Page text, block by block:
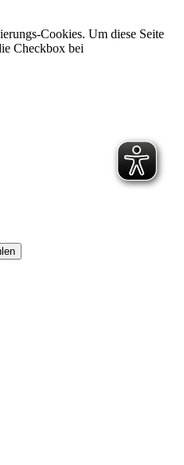
Cookies. Um diese Seite
Checkbox bei